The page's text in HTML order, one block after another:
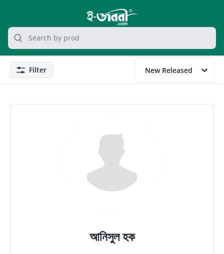
grocery search at header
Search
FilterFilter New Released
আনিসুল হক